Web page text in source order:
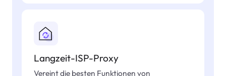
Langzeit-ISP-Proxy
Vereint die besten Funktionen von